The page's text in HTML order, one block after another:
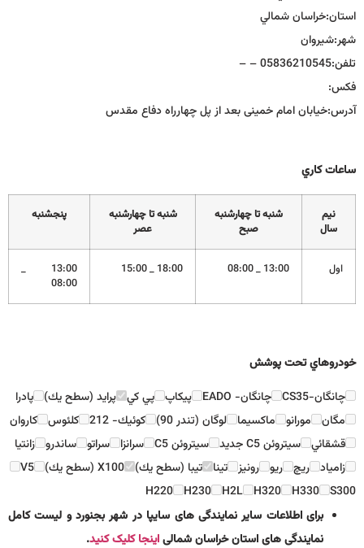
استان:خراسان شمالي
شهر:شيروان
تلفن:05836210545 – –
فكس:
آدرس:خیابان امام خمینی بعد از پل چهارراه دفاع مقدس
ساعات كاري
نيم
سال
شنبه تا چهارشنبه
صبح
شنبه تا چهارشنبه
عصر
پنجشنبه
اول 13:00 _ 08:00
18:00 _ 15:00
13:00 _
08:00
خودروهاي تحت پوشش
چانگان-CS35
چانگان- EADO پيكاپ پي كي پرايد (سطح يك) پادرا
مگان مورانو ماكسيما لوگان (تندر 90) كوئيك- 212 كلئوس كاروان
قشقائي سيتروئن C5 جديد سيتروئن C5 سرانزا سراتو ساندرو زانتيا
زامياد
ريچ ريو رونيز تينا تيبا (سطح يك) X100 (سطح يك)
V5
S300
H330
H320
H2L
H230
H220
برای اطلاعات سایر نمایندگی های سایپا در شهر بجنورد و لیست کامل
نمایندگی های استان خراسان شمالیاینجا کلیک کنید.